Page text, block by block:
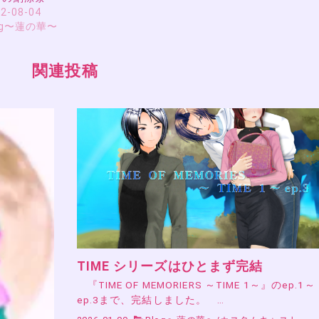
08-04
〜蓮の華〜
関連投稿
TIME シリーズはひとまず完結
『TIME OF MEMORIERS ～TIME 1～』のep.1～
ep.3まで、完結しました。 …